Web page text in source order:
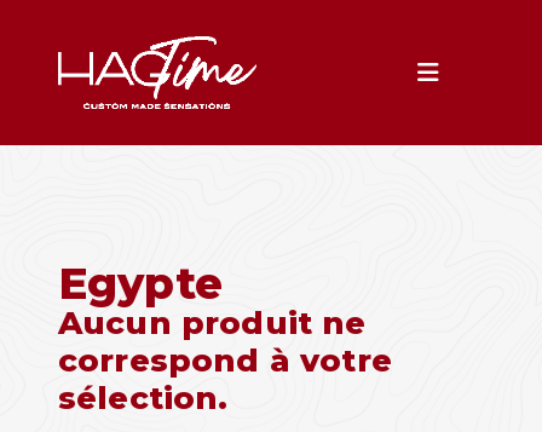
Toggle
Egypte
Aucun produit ne
correspond à votre
sélection.